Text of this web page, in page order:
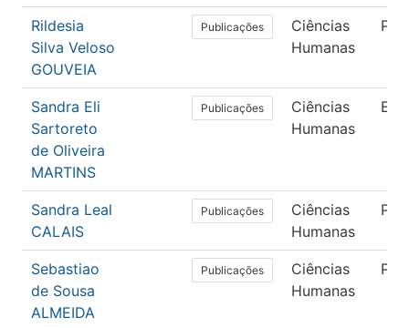
Rildesia
Silva Veloso
GOUVEIA
Publicações
Ciências
Humanas
Sandra Eli
Sartoreto
de Oliveira
MARTINS
Publicações
Ciências
Humanas
Sandra Leal
CALAIS
Publicações
Ciências
Humanas
Sebastiao
de Sousa
ALMEIDA
Publicações
Ciências
Humanas